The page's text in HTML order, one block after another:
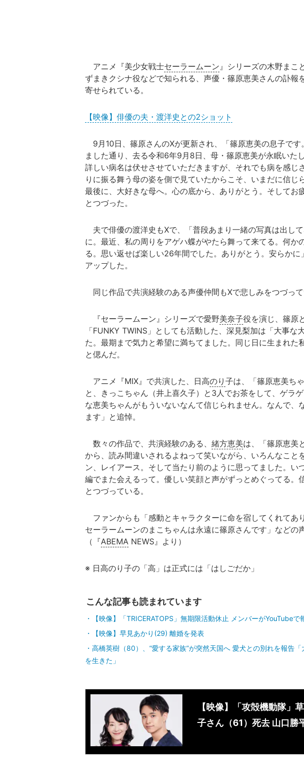
アニメ『美少女戦士セーラームーン』シリーズの木野まこ
ずまきクシナ役などで知られる、声優・篠原恵美さんの訃報
寄せられている。
【映像】俳優の夫・渡洋史との2ショット
9月10日、篠原さんのXが更新され、「篠原恵美の息子です
ました通り、去る令和6年9月8日、母・篠原恵美が永眠いた
詳しい病名は伏せさせていただきますが、それでも病を感じ
りに振る舞う母の姿を側で見ていたからこそ、いまだに信じ
最後に、大好きな母へ。心の底から、ありがとう。そしてお
とつづった。
夫で俳優の渡洋史もXで、「普段あまり一緒の写真は出し
に。最近、私の周りをアゲハ蝶がやたら舞って来てる。何か
る。思い返せば楽しい26年間でした。ありがとう。安らか
アップした。
同じ作品で共演経験のある声優仲間もXで悲しみをつづって
『セーラームーン』シリーズで愛野美奈子役を演じ、篠原
「FUNKY TWINS」としても活動した、深見梨加は「大事な
た。最期まで気力と希望に満ちてました。同じ日に生まれた
と偲んだ。
アニメ『MIX』で共演した、日高のり 子は、「篠原恵美ち
と、きっこちゃん（井上喜久子）と3人でお茶をして、ゲラ
な恵美ちゃんがもういないなんて信じられません。なんで、
ます」と追悼。
数々の作品で、共演経験のある、 緒方恵美は、「篠原恵美
から、読み間違いされるよねって笑いながら、いろんなこと
ン、レイアース。そして当たり前のように思ってました。い
編でまた会えるって。優しい笑顔と声がずっとめぐってる。
とつづっている。
ファンからも「感動とキャラクターに命を宿してくれてあ
セーラームーンのまこちゃんは永遠に篠原さんです」などの
（『ABEMA NEWS』より）
※ 日高のり子の「高」は正式には「はしごだか」
こんな記事も読まれています
【映像】「TRICERATOPS」無期限活動休止 メンバーがYouTubeで
【映像】早見あかり(29) 離婚を発表
高橋英樹（80）、“愛する家族”が突然天国へ 愛犬との別れを報告
を生きた」
【映像】「攻殻機動隊」
子さん（61）死去 山口勝